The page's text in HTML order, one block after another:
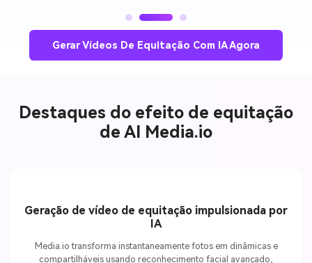
Media.io transforma instantaneamente fotos em dinâmicas e
compartilháveis usando reconhecimento facial avançado,
detecção de pose e síntese de vídeo com IA
de IA. Seu rosto é mapeado perfeitamente para o piloto digital,
fazendo com que pareça que você está galopando através da